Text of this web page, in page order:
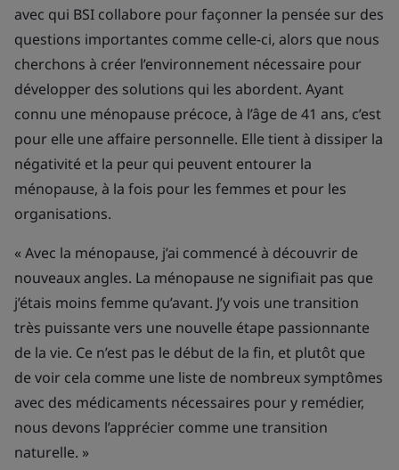
avec qui BSI collabore pour façonner la pensée sur des
questions importantes comme celle-ci, alors que nous
cherchons à créer l’environnement nécessaire pour
développer des solutions qui les abordent. Ayant
connu une ménopause précoce, à l’âge de 41 ans, c’est
pour elle une affaire personnelle. Elle tient à dissiper la
négativité et la peur qui peuvent entourer la
ménopause, à la fois pour les femmes et pour les
organisations.
« Avec la ménopause, j’ai commencé à découvrir de
nouveaux angles. La ménopause ne signifiait pas que
j’étais moins femme qu’avant. J’y vois une transition
très puissante vers une nouvelle étape passionnante
de la vie. Ce n’est pas le début de la fin, et plutôt que
de voir cela comme une liste de nombreux symptômes
avec des médicaments nécessaires pour y remédier,
nous devons l’apprécier comme une transition
naturelle. »